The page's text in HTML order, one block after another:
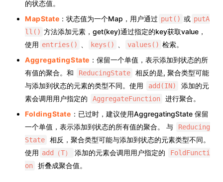
的状态值。
MapState ：状态值为一个Map，用户通过 put() 或 putA
ll() 方法添加元素，get(key)通过指定的key获取value，
使用 entries() keys() values() 检索。
AggregatingState ：保留一个单值，表示添加到状态的所
有值的聚合。和
ReducingState
相反的是, 聚合类型可能
与添加到状态的元素的类型不同。使用
add(IN)
添加的元
素会调用用户指定的
AggregateFunction
进行聚合。
FoldingState ：已过时，建议使用AggregatingState 保留
一个单值，表示添加到状态的所有值的聚合。 与
Reducing
State
相反，聚合类型可能与添加到状态的元素类型不同。
使用 add（T） 添加的元素会调用用户指定的
FoldFuncti
on
折叠成聚合值。